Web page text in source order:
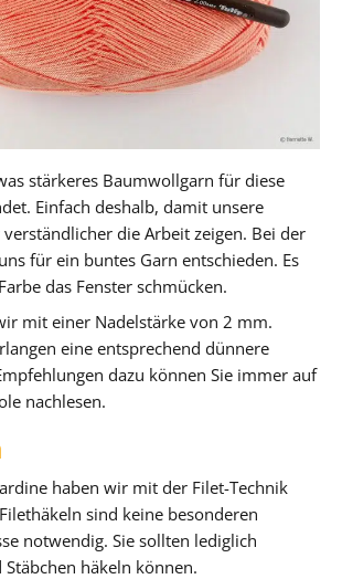
stärkeres Baumwollgarn für diese
Einfach deshalb, damit unsere
die Arbeit zeigen. Bei der
für ein buntes Garn entschieden. Es
das Fenster schmücken.
mit einer Nadelstärke von 2 mm.
eine entsprechend dünnere
dazu können Sie immer auf
nachlesen.
haben wir mit der Filet-Technik
sind keine besonderen
notwendig. Sie sollten lediglich
häkeln können.